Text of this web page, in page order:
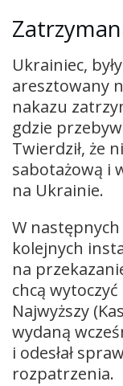
Ukrainiec,
aresztowany
nakazu
gdzie
Twierdził, że
sabotażową i
na Ukrainie.
W następnych
kolejnych
na
chcą
Najwyższy
wydaną
i odesłał
rozpatrzenia.